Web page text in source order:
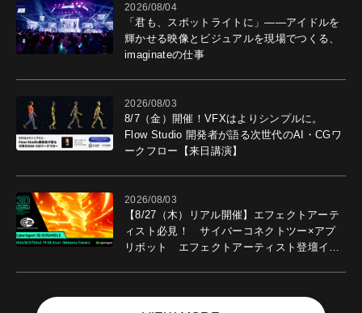
2026/08/04
「君も、スポットライトに」――アイドルを
輝かせる映像とビジュアルを現場でつくる、
imaginateの仕事
2026/08/03
8/7（金）開催！VFXはよりシンプルに。
Flow Studio 開発者が語る次世代のAI・CGワ
ークフロー【来日講演】
2026/08/03
【8/27（木）リアル開催】エフェクトアーテ
ィスト必見！ サイバーコネクトツー×アプ
リボット エフェクトアーティスト登壇イベ